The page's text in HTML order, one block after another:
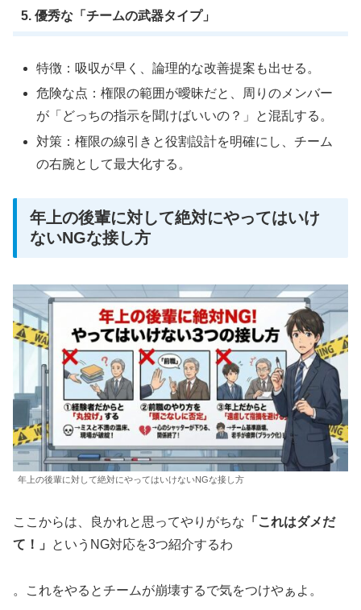
5. 優秀な「チームの武器タイプ」
特徴：吸収が早く、論理的な改善提案も出せる。
危険な点：権限の範囲が曖昧だと、周りのメンバー
が「どっちの指示を聞けばいいの？」と混乱する。
対策：権限の線引きと役割設計を明確にし、チーム
の右腕として最大化する。
年上の後輩に対して絶対にやってはいけ
ないNGな接し方
年上の後輩に対して絶対にやってはいけないNGな接し方
ここからは、良かれと思ってやりがちな 「これはダメだ
て！」
というNG対応を3つ紹介するわ
。これをやるとチームが崩壊するで気をつけやぁよ。